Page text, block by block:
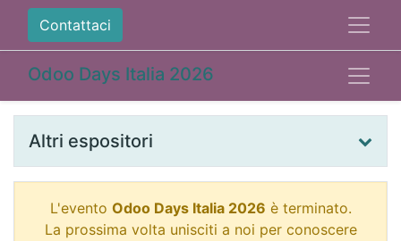
Contattaci
Odoo Days Italia 2026
Altri espositori
L'evento Odoo Days Italia 2026 è terminato.
La prossima volta unisciti a noi per conoscere